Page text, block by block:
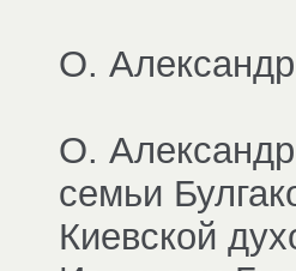
О.
О.
семьи
Киевской